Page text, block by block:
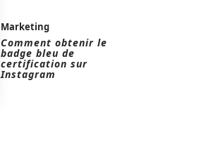
Marketing
Comment obtenir le
badge bleu de
certification sur
Instagram